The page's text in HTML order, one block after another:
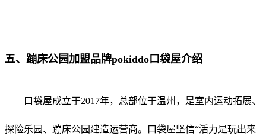
五、蹦床公园加盟品牌pokiddo口袋屋介绍
口袋屋成立于2017年，总部位于温州，是室内运动拓展、
探险乐园、蹦床公园建造运营商。口袋屋坚信“活力是玩出来